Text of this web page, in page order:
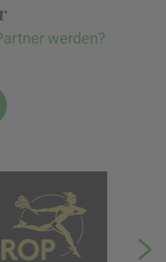
werden?